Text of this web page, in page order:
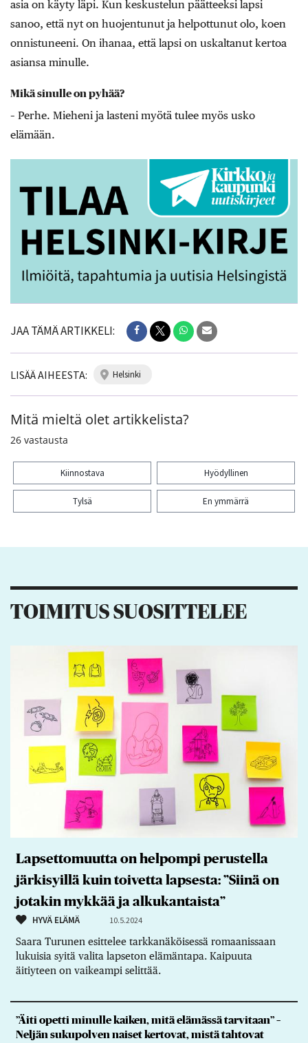
asia on käyty läpi. Kun keskustelun päätteeksi lapsi
sanoo, että nyt on huojentunut ja helpottunut olo, koen
onnistuneeni. On ihanaa, että lapsi on uskaltanut kertoa
asiansa minulle.
Mikä sinulle on pyhää?
– Perhe. Mieheni ja lasteni myötä tulee myös ­usko
elämään.
JAA TÄMÄ ARTIKKELI:
LISÄÄ AIHEESTA: helsinki
Mitä mieltä olet artikkelista?
26 vastausta
Kiinnostava Hyödyllinen
Tylsä En ymmärrä
TOIMITUS SUOSITTELEE
Lapsettomuutta on helpompi perustella
järkisyillä kuin toivetta lapsesta: ”Siinä on
jotakin mykkää ja alkukantaista”
HYVÄ ELÄMÄ 10.5.2024
Saara Turunen esittelee tarkkanäköisessä romaanissaan
lukuisia syitä valita lapseton elämäntapa. Kaipuuta
äitiyteen on vaikeampi selittää.
”Äiti opetti minulle kaiken, mitä elämässä tarvitaan” –
Neljän sukupolven naiset kertovat, mistä tahtovat